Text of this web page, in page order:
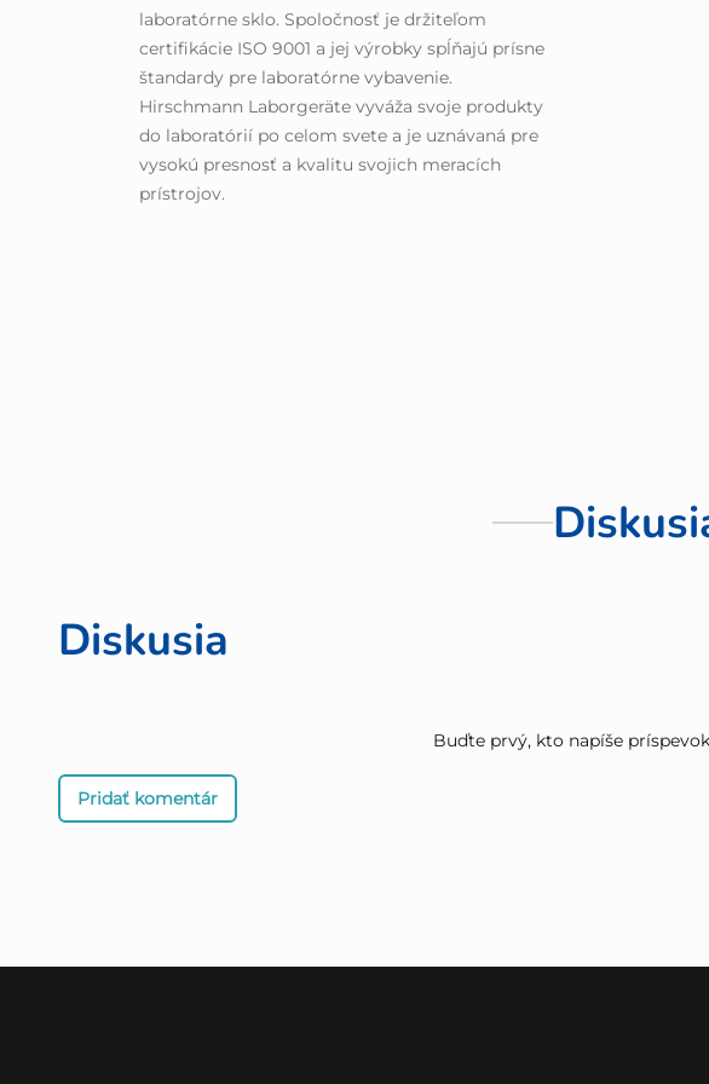
laboratórne sklo. Spoločnosť je držiteľom
certifikácie ISO 9001 a jej výrobky spĺňajú prísne
štandardy pre laboratórne vybavenie.
Hirschmann Laborgeräte vyváža svoje produkty
do laboratórií po celom svete a je uznávaná pre
vysokú presnosť a kvalitu svojich meracích
prístrojov.
Diskusia
Buďte prvý, kto napíše
Pridať komentár